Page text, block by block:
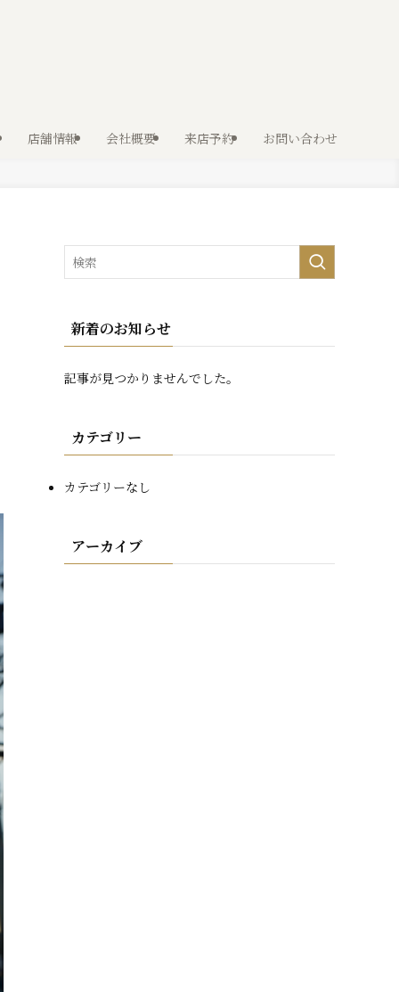
店舗情報 会社概要 来店予約 お問い合わせ
新着のお知らせ
記事が見つかりませんでした。
カテゴリー
カテゴリーなし
アーカイブ